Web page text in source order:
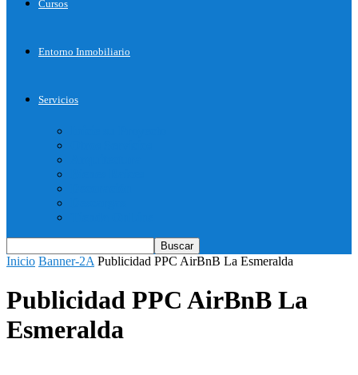
Cursos
Entorno Inmobiliario
Servicios
Inicio Banner-2A Publicidad PPC AirBnB La Esmeralda
Publicidad PPC AirBnB La
Esmeralda